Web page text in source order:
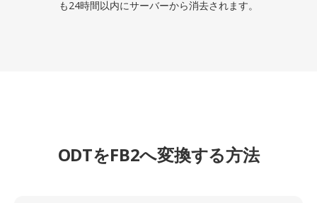
も24時間以内にサーバーから消去されます。
ODTをFB2へ変換する方法